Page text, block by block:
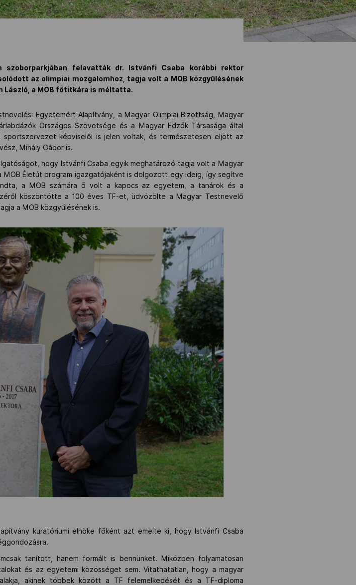
szoborparkjában felavatták dr. Istvánfi Csaba korábbi rektor
az olimpiai mozgalomhoz, tagja volt a MOB közgyűlésének
László, a MOB főtitkára is méltatta.
Egyetemért Alapítvány, a Magyar Olimpiai Bizottság, Magyar
Országos Szövetsége és a Magyar Edzők Társasága által
sportszervezet képviselői is jelen voltak, és természetesen eljött az
Mihály Gábor is.
hogy Istvánfi Csaba egyik meghatározó tagja volt a Magyar
MOB Életút program igazgatójaként is dolgozott egy ideig, így segítve
a MOB számára ő volt a kapocs az egyetem, a tanárok és a
köszöntötte a 100 éves TF-et, üdvözölte a Magyar Testnevelő
a MOB közgyűlésének is.
kuratóriumi elnöke főként azt emelte ki, hogy Istvánfi Csaba
tanított, hanem formált is bennünket. Miközben folyamatosan
és az egyetemi közösséget sem. Vitathatatlan, hogy a magyar
akinek többek között a TF felemelkedését és a TF-diploma